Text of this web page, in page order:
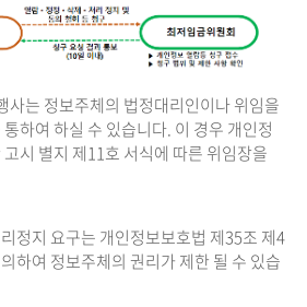
사는 정보주체의 법정대리인이나 위임을
하여 하실 수 있습니다. 이 경우 개인정
시 별지 제11호 서식에 따른 위임장을
정지 요구는 개인정보보호법 제35조 제4
하여 정보주체의 권리가 제한 될 수 있습